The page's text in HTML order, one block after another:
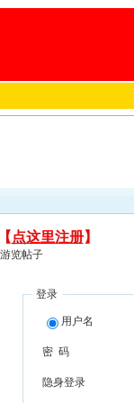
点这里注册】
览帖子
登录
用户名
密 码
隐身登录